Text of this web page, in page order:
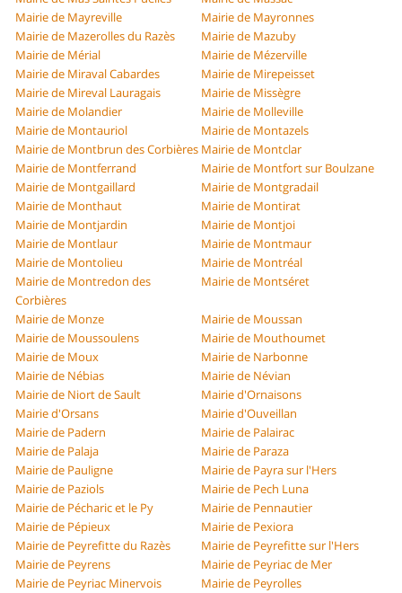
Mairie de Mayreville
Mairie de Mayronnes
Mairie de Mazerolles du Razès
Mairie de Mazuby
Mairie de Mérial
Mairie de Mézerville
Mairie de Miraval Cabardes
Mairie de Mirepeisset
Mairie de Mireval Lauragais
Mairie de Missègre
Mairie de Molandier
Mairie de Molleville
Mairie de Montauriol
Mairie de Montazels
Mairie de Montbrun des Corbières Mairie de Montclar
Mairie de Montferrand
Mairie de Montfort sur Boulzane
Mairie de Montgaillard
Mairie de Montgradail
Mairie de Monthaut
Mairie de Montirat
Mairie de Montjardin
Mairie de Montjoi
Mairie de Montlaur
Mairie de Montmaur
Mairie de Montolieu
Mairie de Montréal
Mairie de Montredon des
Corbières
Mairie de Montséret
Mairie de Monze
Mairie de Moussan
Mairie de Moussoulens
Mairie de Mouthoumet
Mairie de Moux
Mairie de Narbonne
Mairie de Nébias
Mairie de Névian
Mairie de Niort de Sault
Mairie d'Ornaisons
Mairie d'Orsans
Mairie d'Ouveillan
Mairie de Padern
Mairie de Palairac
Mairie de Palaja
Mairie de Paraza
Mairie de Pauligne
Mairie de Payra sur l'Hers
Mairie de Paziols
Mairie de Pech Luna
Mairie de Pécharic et le Py
Mairie de Pennautier
Mairie de Pépieux
Mairie de Pexiora
Mairie de Peyrefitte du Razès
Mairie de Peyrefitte sur l'Hers
Mairie de Peyrens
Mairie de Peyriac de Mer
Mairie de Peyriac Minervois
Mairie de Peyrolles